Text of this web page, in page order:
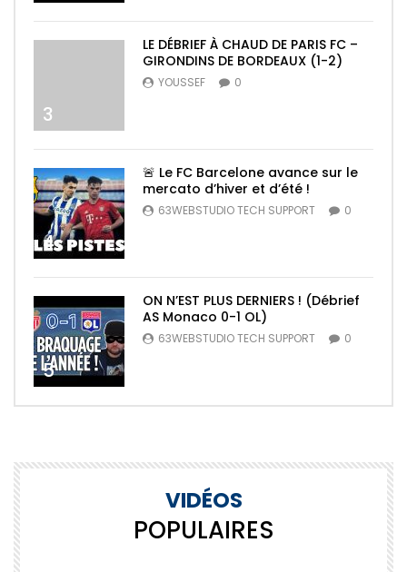
3
LE DÉBRIEF À CHAUD DE PARIS FC –
GIRONDINS DE BORDEAUX (1-2)
YOUSSEF 0
4
🚨 Le FC Barcelone avance sur le
mercato d’hiver et d’été !
63WEBSTUDIO TECH SUPPORT 0
5
ON N’EST PLUS DERNIERS ! (Débrief
AS Monaco 0-1 OL)
63WEBSTUDIO TECH SUPPORT 0
VIDÉOS
POPULAIRES